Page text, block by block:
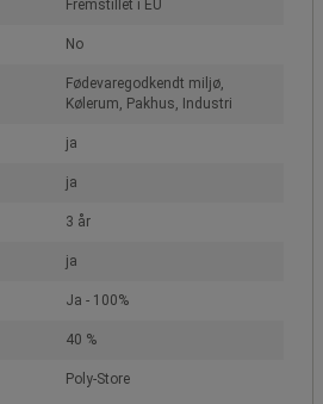
Fremstillet i EU
No
Fødevaregodkendt miljø,
Kølerum, Pakhus, Industri
ja
ja
3 år
ja
Ja - 100%
40 %
Poly-Store